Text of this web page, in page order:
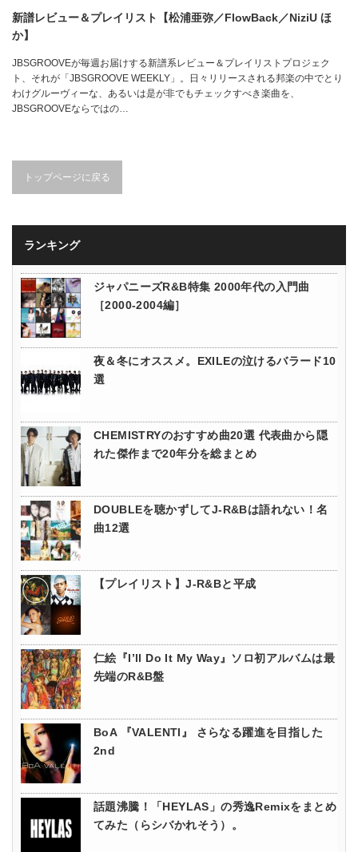
新譜レビュー＆プレイリスト【松浦亜弥／FlowBack／NiziU ほ
か】
JBSGROOVEが毎週お届けする新譜系レビュー＆プレイリストプロジェク
ト、それが「JBSGROOVE WEEKLY」。日々リリースされる邦楽の中でとり
わけグルーヴィーな、あるいは是が非でもチェックすべき楽曲を、
JBSGROOVEならではの…
トップページに戻る
ランキング
ジャパニーズR&B特集 2000年代の入門曲
［2000-2004編］
夜＆冬にオススメ。EXILEの泣けるバラード10
選
CHEMISTRYのおすすめ曲20選 代表曲から隠
れた傑作まで20年分を総まとめ
DOUBLEを聴かずしてJ-R&Bは語れない！名
曲12選
【プレイリスト】J-R&Bと平成
仁絵『I’ll Do It My Way』ソロ初アルバムは最
先端のR&B盤
BoA 『VALENTI』 さらなる躍進を目指した
2nd
話題沸騰！「HEYLAS」の秀逸Remixをまとめ
てみた（らシバかれそう）。